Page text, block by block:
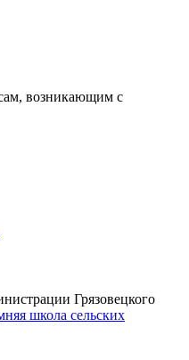
возникающим с
Грязовецкого
школа сельских